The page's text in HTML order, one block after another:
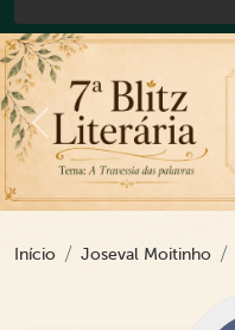
Previous
Início Joseval Moitinho